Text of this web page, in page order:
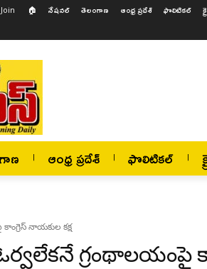
🏠 నేషనల్ తెలంగాణ ఆంధ్ర ప్రదేశ్ ఫొలిటికల్
ఆంధ్ర ప్రదేశ్ ఫొలిటికల్
నాయకుల కక్ష
గ్రంథాలయంపై